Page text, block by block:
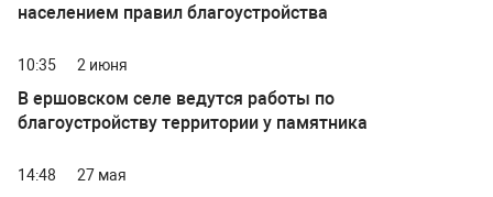
населением правил благоустройства
10:35 2 июня
В ершовском селе ведутся работы по
благоустройству территории у памятника
14:48 27 мая